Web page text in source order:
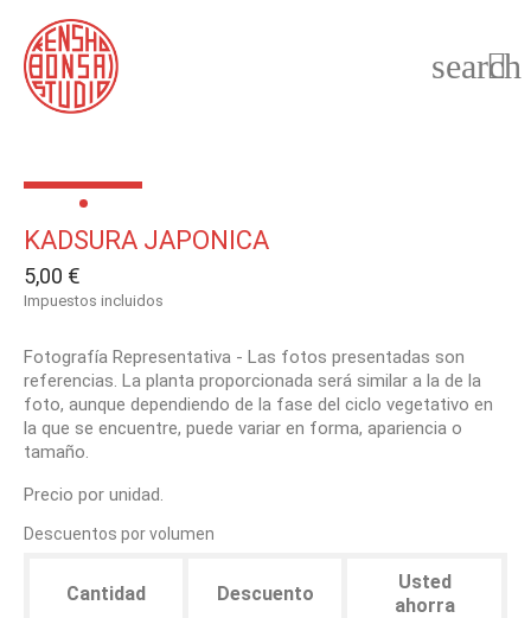

search
KADSURA JAPONICA
5,00 €
Impuestos incluidos
Fotografía Representativa - Las fotos presentadas son
referencias. La planta proporcionada será similar a la de la
foto, aunque dependiendo de la fase del ciclo vegetativo en
la que se encuentre, puede variar en forma, apariencia o
tamaño.
Precio por unidad.
Descuentos por volumen
Cantidad Descuento
Usted
ahorra